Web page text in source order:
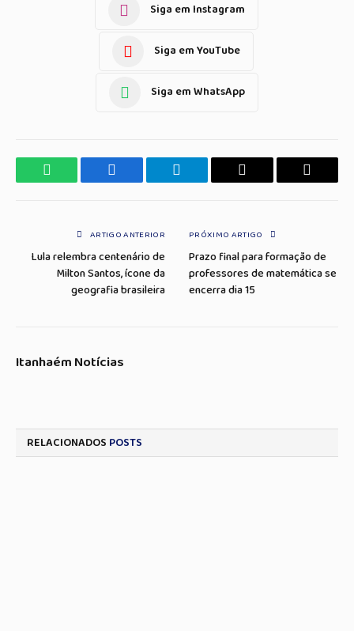
Siga em Instagram
Siga em YouTube
Siga em WhatsApp
WhatsApp Facebook Telegrama Copiar
E-
ARTIGO ANTERIOR
Lula relembra centenário de
Milton Santos, ícone da
geografia brasileira
PRÓXIMO ARTIGO
Prazo final para formação de
professores de matemática se
encerra dia 15
Itanhaém Notícias
RELACIONADOS POSTS